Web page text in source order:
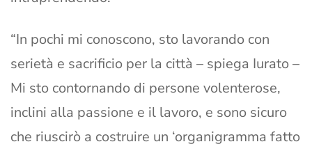
“In pochi mi conoscono, sto lavorando con
serietà e sacrificio per la città – spiega Iurato –
Mi sto contornando di persone volenterose,
inclini alla passione e il lavoro, e sono sicuro
che riuscirò a costruire un ‘organigramma fatto